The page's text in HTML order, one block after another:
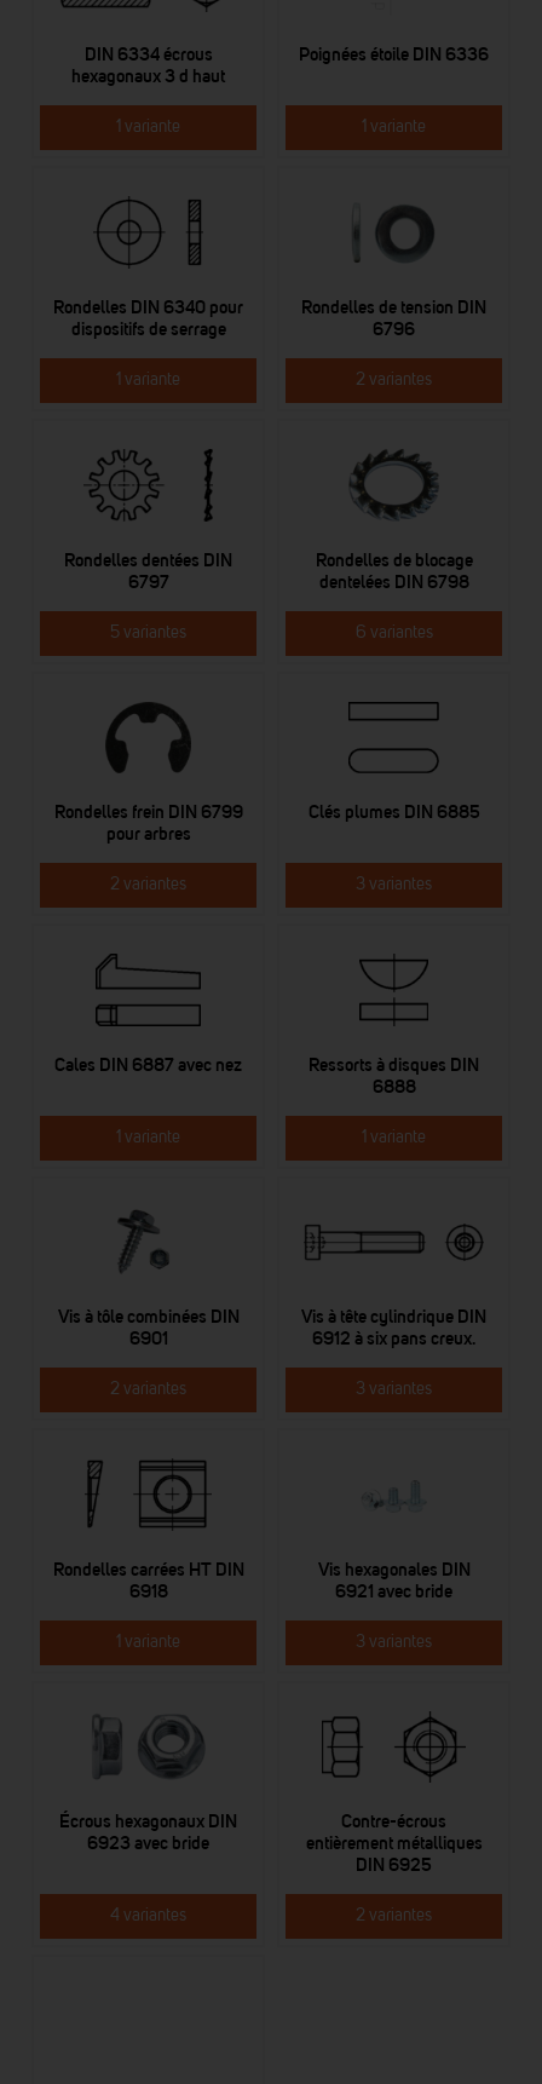
DIN 6334 écrous
hexagonaux 3 d haut
1 variante
Poignées étoile DIN 6336
1 variante
Rondelles DIN 6340 pour
dispositifs de serrage
1 variante
Rondelles de tension DIN
6796
2 variantes
Rondelles dentées DIN
6797
5 variantes
Rondelles de blocage
dentelées DIN 6798
6 variantes
Rondelles frein DIN 6799
pour arbres
2 variantes
Clés plumes DIN 6885
3 variantes
Cales DIN 6887 avec nez
1 variante
Ressorts à disques DIN
6888
1 variante
Vis à tôle combinées DIN
6901
2 variantes
Vis à tête cylindrique DIN
6912 à six pans creux.
3 variantes
Rondelles carrées HT DIN
6918
1 variante
Vis hexagonales DIN
6921 avec bride
3 variantes
Écrous hexagonaux DIN
6923 avec bride
4 variantes
Contre-écrous
entièrement métalliques
DIN 6925
2 variantes